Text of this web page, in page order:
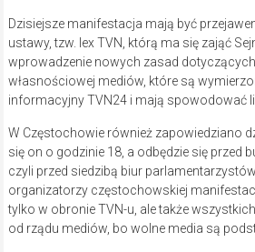
Dzisiejsze manifestacja mają być
ustawy, tzw. lex TVN, którą ma się zająć
wprowadzenie nowych zasad
własnościowej mediów, które są
informacyjny TVN24 i mają spowodować
W Częstochowie również zapowiedziano
się on o godzinie 18, a odbędzie się przed
czyli przed siedzibą biur
organizatorzy częstochowskiej
tylko w obronie TVN-u, ale także
od rządu mediów, bo wolne media są